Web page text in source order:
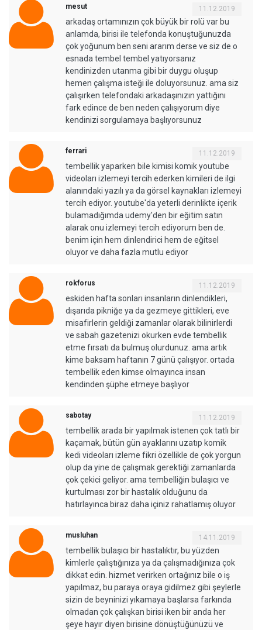
mesut 11.12.2019
arkadaş ortamınızın çok büyük bir rolü var bu
anlamda, birisi ile telefonda konuştuğunuzda
çok yoğunum ben seni ararım derse ve siz de o
esnada tembel tembel yatıyorsanız
kendinizden utanma gibi bir duygu oluşup
hemen çalışma isteği ile doluyorsunuz. ama siz
çalışırken telefondaki arkadaşınızın yattığını
fark edince de ben neden çalışıyorum diye
kendinizi sorgulamaya başlıyorsunuz
ferrari 11.12.2019
tembellik yaparken bile kimisi komik youtube
videoları izlemeyi tercih ederken kimileri de ilgi
alanındaki yazılı ya da görsel kaynakları izlemeyi
tercih ediyor. youtube'da yeterli derinlikte içerik
bulamadığımda udemy'den bir eğitim satın
alarak onu izlemeyi tercih ediyorum ben de.
benim için hem dinlendirici hem de eğitsel
oluyor ve daha fazla mutlu ediyor
rokforus 11.12.2019
eskiden hafta sonları insanların dinlendikleri,
dışarıda pikniğe ya da gezmeye gittikleri, eve
misafirlerin geldiği zamanlar olarak bilinirlerdi
ve sabah gazetenizi okurken evde tembellik
etme fırsatı da bulmuş olurdunuz. ama artık
kime baksam haftanın 7 günü çalışıyor. ortada
tembellik eden kimse olmayınca insan
kendinden şüphe etmeye başlıyor
sabotay 11.12.2019
tembellik arada bir yapılmak istenen çok tatlı bir
kaçamak, bütün gün ayaklarını uzatıp komik
kedi videoları izleme fikri özellikle de çok yorgun
olup da yine de çalışmak gerektiği zamanlarda
çok çekici geliyor. ama tembelliğin bulaşıcı ve
kurtulması zor bir hastalık olduğunu da
hatırlayınca biraz daha içiniz rahatlamış oluyor
musluhan 14.11.2019
tembellik bulaşıcı bir hastalıktır, bu yüzden
kimlerle çalıştığınıza ya da çalışmadığınıza çok
dikkat edin. hizmet verirken ortağınız bile o iş
yapılmaz, bu paraya oraya gidilmez gibi şeylerle
sizin de beyninizi yıkamaya başlarsa farkında
olmadan çok çalışkan birisi iken bir anda her
şeye hayır diyen birisine dönüştüğünüzü ve